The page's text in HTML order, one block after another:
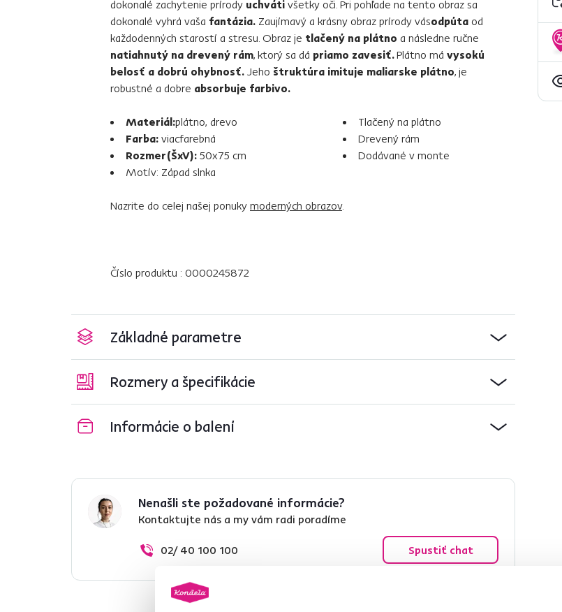
dokonalé zachytenie prírody uchváti všetky oči. Pri pohľade na tento obraz sa
dokonalé vyhrá vaša fantázia. Zaujímavý a krásny obraz prírody vásodpúta od
každodenných starostí a stresu. Obraz je tlačený na plátno a následne ručne
natiahnutý na drevený rám, ktorý sa dá priamo zavesiť.Plátno má vysokú
belosť a dobrú ohybnosť. Jeho štruktúra imituje maliarske plátno, je
robustné a dobre absorbuje farbivo.
Materiál:plátno, drevo
Farba: viacfarebná
Rozmer(ŠxV): 50x75 cm
Motív: Západ slnka
Tlačený na plátno
Drevený rám
Dodávané v monte
Nazrite do celej našej ponuky moderných obrazov.
Číslo produktu : 0000245872
Základné parametre
Rozmery a špecifikácie
Informácie o balení
Nenašli ste požadované informácie?
Kontaktujte nás a my vám radi poradíme
02/ 40 100 100 Spustiť chat